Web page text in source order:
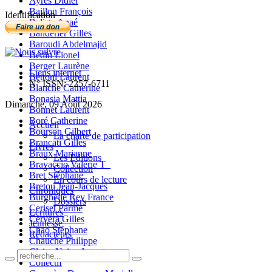
Baillon François
Balista Anaé
Banderier Gilles
Baroudi Abdelmajid
Bedin Lionel
Berger Laurène
Bettoni Laurent
Blanche Catherine
Bonasia Mattia
Bonnet Laurent
Boré Catherine
Bourson Gilbert
Brancati Gilles
Braux Marianne
Bravaccio Valérie T_
Bret Stéphane
Bretou Jean-Jacques
Burghelle Rey France
Ceriset Parme
Cervera Gilles
Chao Stéphane
Chauché Philippe
Claire-Neige Jaunet
Collectif
Identification
Liens internet
N° ISSN: 2257-6711
Dimanche, 09 Août 2026
Accueil
La charte de participation
Livres
Les Editions
Collection
En cours de lecture
Chroniques
Dossiers
Ecritures
Jeunesse
Rédacteurs